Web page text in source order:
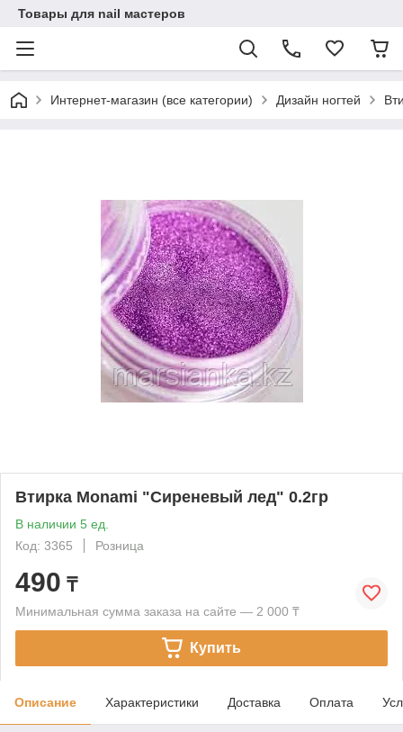
Товары для nail мастеров
Интернет-магазин (все категории) Дизайн ногтей
Втирка Monami "Сиреневый лед" 0.2гр
В наличии 5 ед.
Код: 3365
Розница
490 ₸
Минимальная сумма заказа на сайте — 2 000 ₸
Купить
Описание Характеристики Доставка Оплата